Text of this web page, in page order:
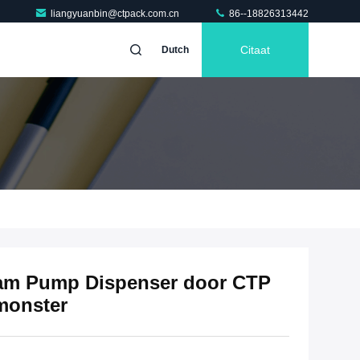
liangyuanbin@ctpack.com.cn 86--18826313442
Dutch Citaat
Pump Dispenser door CTP